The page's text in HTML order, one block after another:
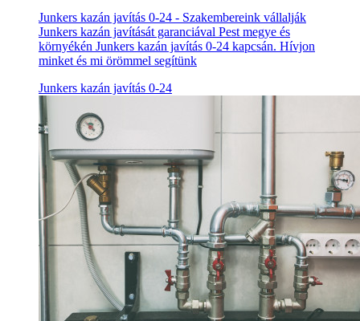
Junkers kazán javítás 0-24 - Szakembereink vállalják
Junkers kazán javítását garanciával Pest megye és
környékén Junkers kazán javítás 0-24 kapcsán. Hívjon
minket és mi örömmel segítünk
Junkers kazán javítás 0-24